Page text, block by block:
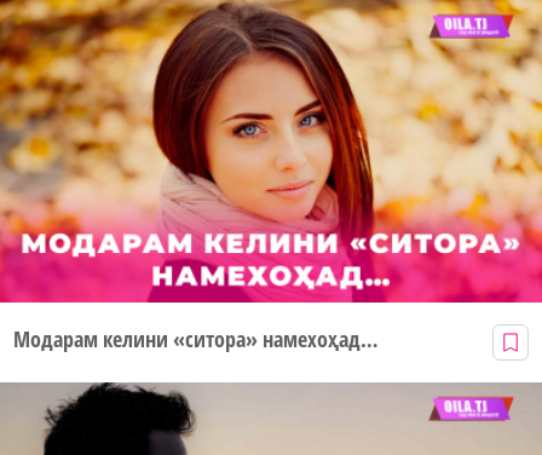
Модарам келини «ситора» намехоҳад…